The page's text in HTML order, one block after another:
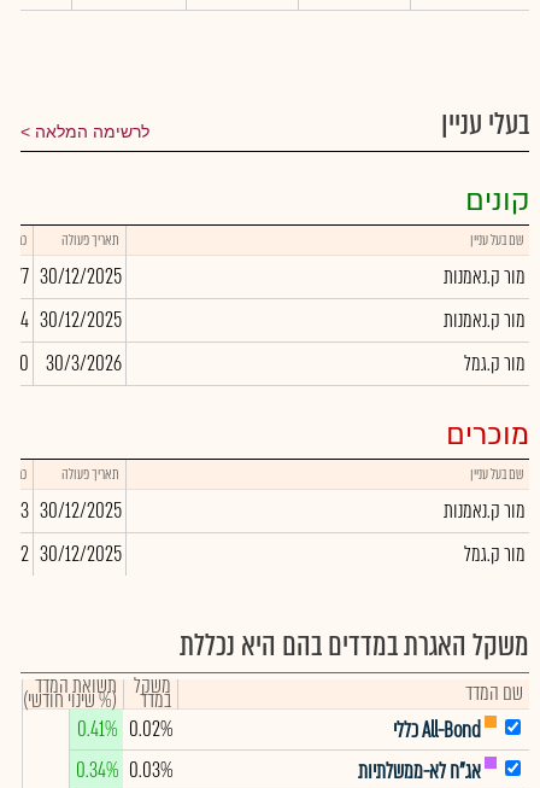
בעלי עניין לרשימה המלאה
קונים
שם בעל עניין תאריך פעולה כמות
מור ק.נאמנות 30/12/2025
מור ק.נאמנות
30/12/2025
מור ק.גמל
30/3/2026
מוכרים
שם בעל עניין תאריך פעולה כמות
מור ק.נאמנות 30/12/2025
מור ק.גמל
30/12/2025
משקל האגרת במדדים בהם היא נכללת
שם המדד משקל
במדד תשואת המדד
(% שינוי חודשי)
All-Bond כללי
0.02%
0.41%
אג"ח לא-ממשלתיות
0.03%
0.34%